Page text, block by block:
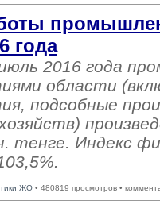
года
2016 года
области
подсобные
тенге. Индекс
ЖО • 480819 просмотров •